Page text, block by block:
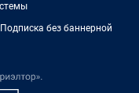
без баннерной